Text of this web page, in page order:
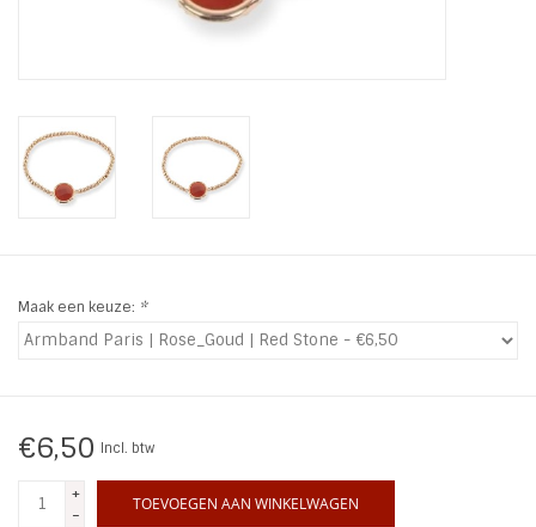
LIFESTYLE PRODUCTEN
SALE
Maak een keuze: *
€6,50 Incl. btw
+
-
TOEVOEGEN AAN WINKELWAGEN